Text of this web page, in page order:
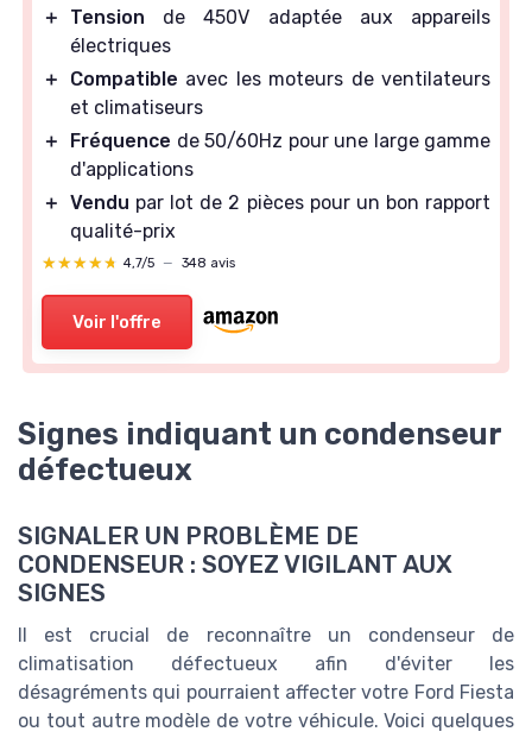
＋
Tension de 450V adaptée aux appareils
électriques
＋
Compatible avec les moteurs de ventilateurs
et climatiseurs
＋
Fréquence de 50/60Hz pour une large gamme
d'applications
＋ Vendu par lot de 2 pièces pour un bon rapport
qualité-prix
★★★★★
★★★★★ 4,7/5 — 348 avis
Voir l'offre
Signes indiquant un condenseur
défectueux
SIGNALER UN PROBLÈME DE
CONDENSEUR : SOYEZ VIGILANT AUX
SIGNES
Il est crucial de reconnaître un condenseur de
climatisation défectueux afin d'éviter les
désagréments qui pourraient affecter votre Ford Fiesta
ou tout autre modèle de votre véhicule. Voici quelques